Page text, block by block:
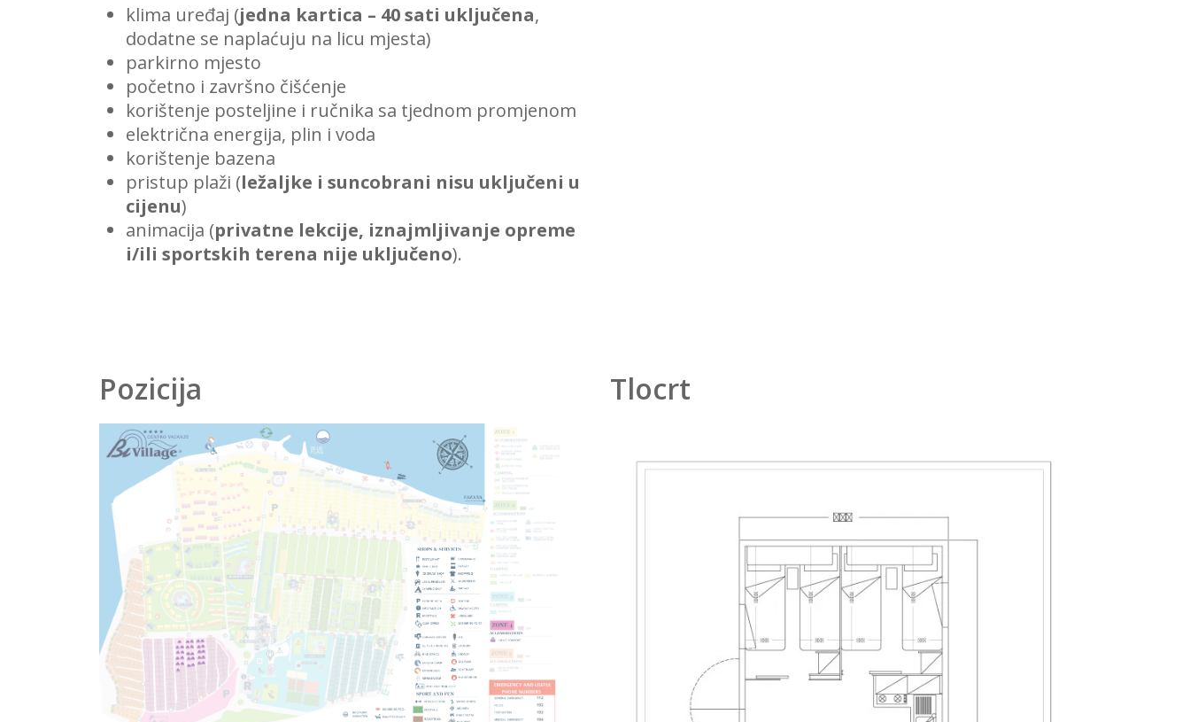
klima uređaj (jedna kartica – 40 sati uključena,
dodatne se naplaćuju na licu mjesta)
parkirno mjesto
početno i završno čišćenje
korištenje posteljine i ručnika sa tjednom promjenom
električna energija, plin i voda
korištenje bazena
pristup plaži (ležaljke i suncobrani nisu uključeni u
cijenu)
animacija (privatne lekcije, iznajmljivanje opreme
i/ili sportskih terena nije uključeno).
Pozicija Tlocrt